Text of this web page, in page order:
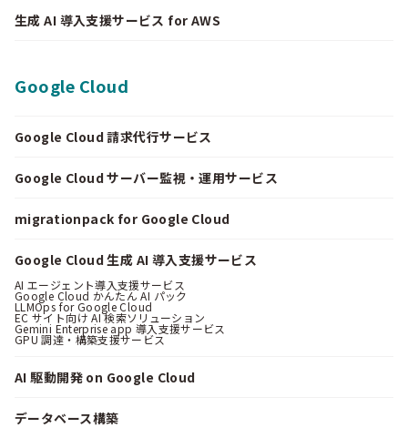
生成 AI 導入支援サービス for AWS
Google Cloud
Google Cloud 請求代行サービス
Google Cloud サーバー監視・運用サービス
migrationpack for Google Cloud
Google Cloud 生成 AI 導入支援サービス
AI エージェント導入支援サービス
Google Cloud かんたん AI パック
LLMOps for Google Cloud
EC サイト向け AI 検索ソリューション
Gemini Enterprise app 導入支援サービス
GPU 調達・構築支援サービス
AI 駆動開発 on Google Cloud
データベース構築